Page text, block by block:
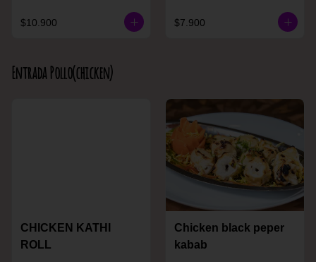
$10.900 $7.900
Entrada Pollo(chicken)
CHICKEN KATHI
ROLL
Chicken black peper
kabab